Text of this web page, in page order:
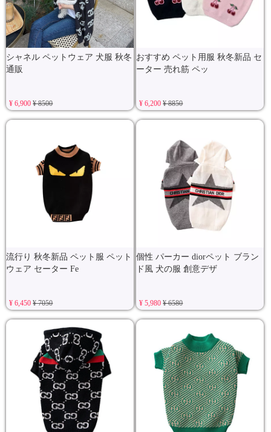
シャネル ペットウェア 犬服 秋冬
通販
¥ 6,900¥ 8500
おすすめ ペット用服 秋冬新品 セ
ーター 売れ筋 ペッ
¥ 6,200¥ 8850
流行り 秋冬新品 ペット服 ペット
ウェア セーター Fe
¥ 6,450¥ 7050
個性 パーカー diorペット ブラン
ド風 犬の服 創意デザ
¥ 5,980¥ 6580